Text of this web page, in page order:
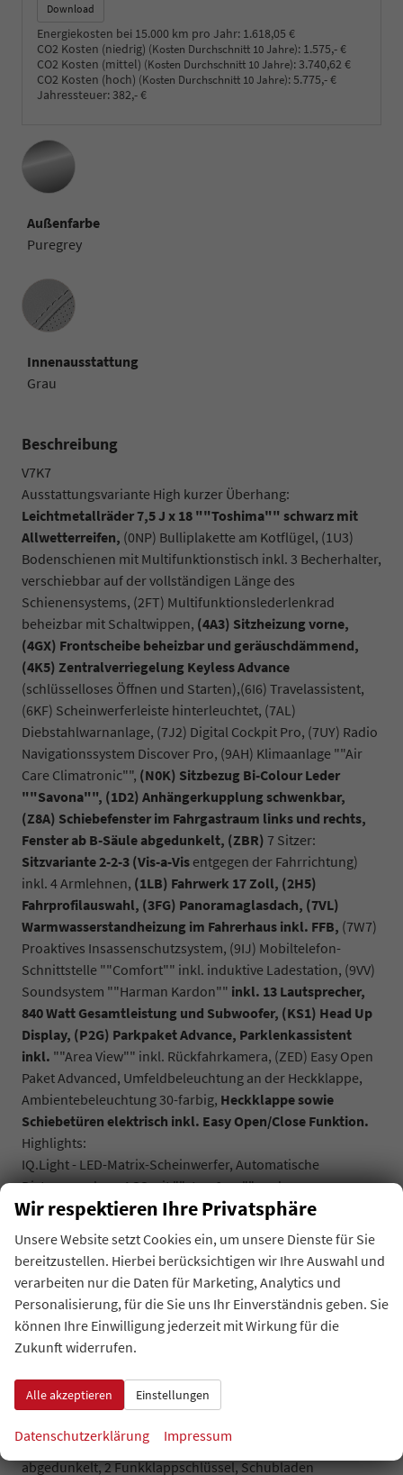
Download
Energiekosten bei 15.000 km pro Jahr: 1.618,05 €
CO2 Kosten (niedrig) (Kosten Durchschnitt 10 Jahre): 1.575,- €
CO2 Kosten (mittel) (Kosten Durchschnitt 10 Jahre):3.740,62 €
CO2 Kosten (hoch) (Kosten Durchschnitt 10 Jahre):5.775,- €
Jahressteuer:382,- €
Außenfarbe
Puregrey
Innenausstattung
Innenausstattung
Grau
Beschreibung
V7K7
Ausstattungsvariante High kurzer Überhang:
Leichtmetallräder 7,5 J x 18 ""Toshima"" schwarz mit
Allwetterreifen, (0NP) Bulliplakette am Kotflügel, (1U3)
Bodenschienen mit Multifunktionstisch inkl. 3 Becherhalter,
verschiebbar auf der vollständigen Länge des
Schienensystems, (2FT) Multifunktionslederlenkrad
beheizbar mit Schaltwippen, (4A3) Sitzheizung vorne,
(4GX) Frontscheibe beheizbar und geräuschdämmend,
(4K5) Zentralverriegelung Keyless Advance
(schlüsselloses Öffnen und Starten),(6I6) Travelassistent,
(6KF) Scheinwerferleiste hinterleuchtet, (7AL)
Diebstahlwarnanlage, (7J2) Digital Cockpit Pro, (7UY) Radio
Navigationssystem Discover Pro, (9AH) Klimaanlage ""Air
Care Climatronic"", (N0K) Sitzbezug Bi-Colour Leder
""Savona"", (1D2) Anhängerkupplung schwenkbar,
(Z8A) Schiebefenster im Fahrgastraum links und rechts,
Fenster ab B-Säule abgedunkelt, (ZBR) 7 Sitzer:
Sitzvariante 2-2-3 (Vis-a-Vis entgegen der Fahrrichtung)
inkl. 4 Armlehnen, (1LB) Fahrwerk 17 Zoll, (2H5)
Fahrprofilauswahl, (3FG) Panoramaglasdach, (7VL)
Warmwasserstandheizung im Fahrerhaus inkl. FFB, (7W7)
Proaktives Insassenschutzsystem, (9IJ) Mobiltelefon-
Schnittstelle ""Comfort"" inkl. induktive Ladestation, (9VV)
Soundsystem ""Harman Kardon"" inkl. 13 Lautsprecher,
840 Watt Gesamtleistung und Subwoofer, (KS1) Head Up
Display, (P2G) Parkpaket Advance, Parklenkassistent
inkl. ""Area View"" inkl. Rückfahrkamera, (ZED) Easy Open
Paket Advanced, Umfeldbeleuchtung an der Heckklappe,
Ambientebeleuchtung 30-farbig, Heckklappe sowie
Schiebetüren elektrisch inkl. Easy Open/Close Funktion.
Highlights:
IQ.Light - LED-Matrix-Scheinwerfer, Automatische
Distanzregelung ACC mit ""stop & go"" und
Geschwindigkeitsbegrenzer, Spurhalteassistent ""Lane
Spot Detection"" (Totwinkelerkennung im Spiegel),
Spurhalteassistent ""Lane Assist"", Spurwechselassistent
""Side Assist"" inkl. ""Blind Spot Detection""
(Totwinkelerkennung im Spiegel), Werksanschlussgarantie
auf 5 Jahre / max. 100.000 km.
Komfort und Funktion:
Fußmatten im Fahrerhaus, Textilfußmatten,
Gepäckraumabdeckung: Belastbarkeit 20 kg, Taschenhaken
Assistent"", Schlechtwetterlicht, LED-Rückleuchten
abgedunkelt, 2 Funkklappschlüssel, Schubladen
Wir respektieren Ihre Privatsphäre
Unsere Website setzt Cookies ein, um unsere Dienste für Sie
bereitzustellen. Hierbei berücksichtigen wir Ihre Auswahl und
verarbeiten nur die Daten für Marketing, Analytics und
Personalisierung, für die Sie uns Ihr Einverständnis geben. Sie
können Ihre Einwilligung jederzeit mit Wirkung für die
Zukunft widerrufen.
Alle akzeptieren Einstellungen
Datenschutzerklärung Impressum